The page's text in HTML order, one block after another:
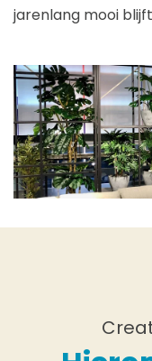
jarenlang mooi